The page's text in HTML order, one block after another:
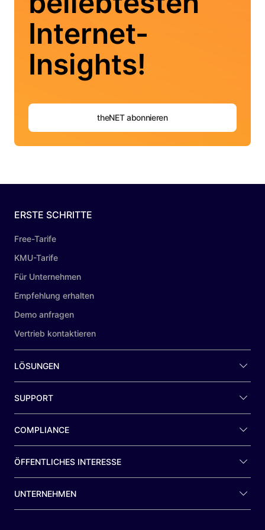
Internet-
Insights!
theNET abonnieren
ERSTE SCHRITTE
Free-Tarife
KMU-Tarife
Für Unternehmen
Empfehlung erhalten
Demo anfragen
Vertrieb kontaktieren
LÖSUNGEN
SUPPORT
COMPLIANCE
ÖFFENTLICHES INTERESSE
UNTERNEHMEN